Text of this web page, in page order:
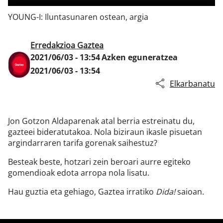
YOUNG-I: Iluntasunaren ostean, argia
Erredakzioa Gaztea
2021/06/03 - 13:54Azken eguneratzea
2021/06/03 - 13:54
Elkarbanatu
Jon Gotzon Aldaparenak atal berria estreinatu du,
gazteei bideratutakoa. Nola biziraun ikasle pisuetan
argindarraren tarifa gorenak saihestuz?
Besteak beste, hotzari zein beroari aurre egiteko
gomendioak edota arropa nola lisatu.
Hau guztia eta gehiago, Gaztea irratiko Dida!saioan.